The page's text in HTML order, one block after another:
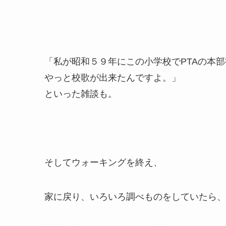
「私が昭和５９年にこの小学校でPTAの本
やっと校歌が出来たんですよ。」
といった雑談も。
そしてウォーキングを終え、
家に戻り、いろいろ調べものをしていたら、